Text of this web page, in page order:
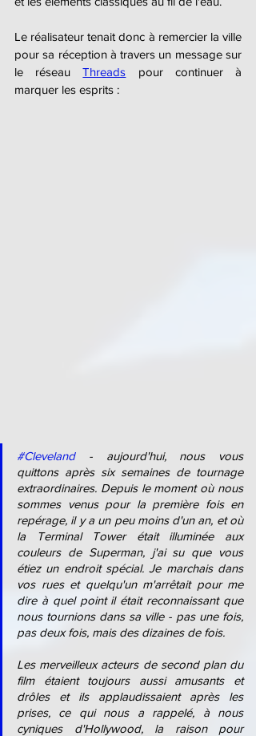
Le réalisateur tenait donc à remercier la ville
pour sa réception à travers un message sur
le réseau Threads pour continuer à
marquer les esprits :
#Cleveland - aujourd'hui, nous vous
quittons après six semaines de tournage
extraordinaires. Depuis le moment où nous
sommes venus pour la première fois en
repérage, il y a un peu moins d'un an, et où
la Terminal Tower était illuminée aux
couleurs de Superman, j'ai su que vous
étiez un endroit spécial. Je marchais dans
vos rues et quelqu'un m'arrêtait pour me
dire à quel point il était reconnaissant que
nous tournions dans sa ville - pas une fois,
pas deux fois, mais des dizaines de fois.
Les merveilleux acteurs de second plan du
film étaient toujours aussi amusants et
drôles et ils applaudissaient après les
prises, ce qui nous a rappelé, à nous
cyniques d'Hollywood, la raison pour